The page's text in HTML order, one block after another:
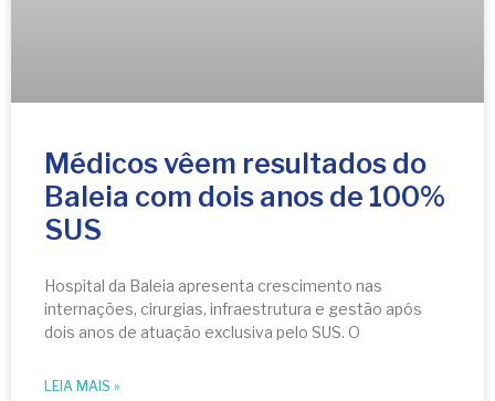
Médicos vêem resultados do
Baleia com dois anos de 100%
SUS
Hospital da Baleia apresenta crescimento nas
internações, cirurgias, infraestrutura e gestão após
dois anos de atuação exclusiva pelo SUS. O
LEIA MAIS »